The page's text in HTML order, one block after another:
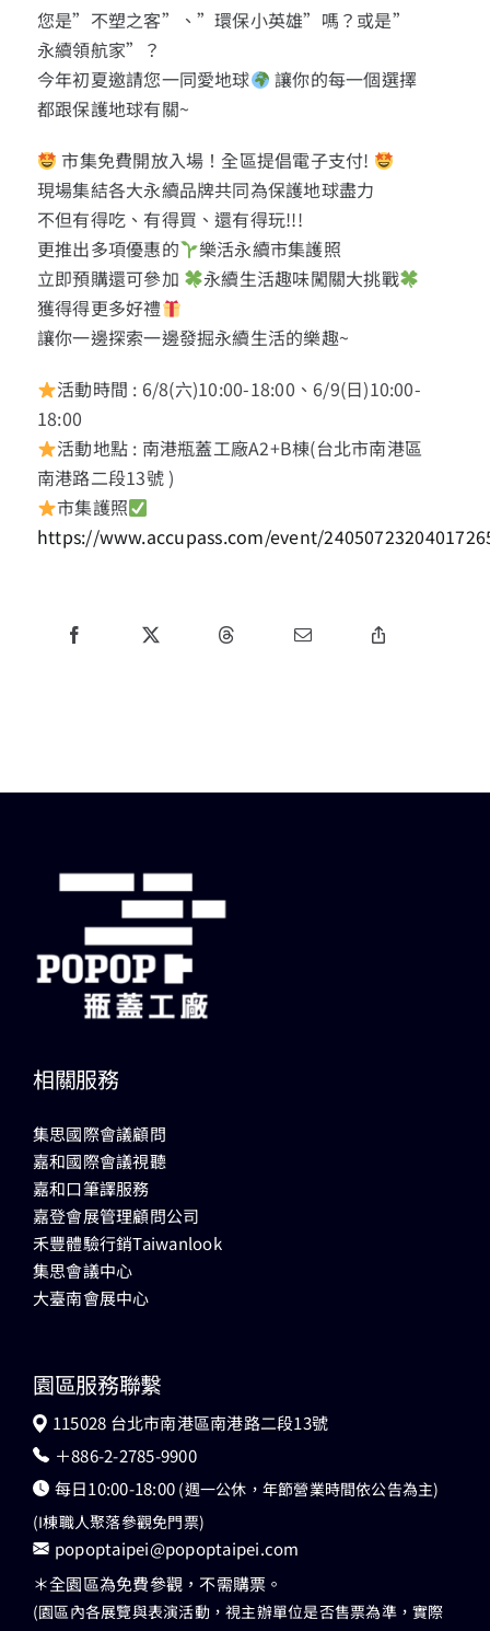
您是”不塑之客”、”環保小英雄”嗎？或是”
永續領航家”？
今年初夏邀請您一同愛地球
讓你的每一個選擇
都跟保護地球有關~
市集免費開放入場！全區提倡電子支付!
現場集結各大永續品牌共同為保護地球盡力
不但有得吃、有得買、還有得玩!!!
更推出多項優惠的
樂活永續市集護照
立即預購還可參加
永續生活趣味闖關大挑戰
獲得得更多好禮
讓你一邊探索一邊發掘永續生活的樂趣~
活動時間 : 6/8(六)10:00-18:00、6/9(日)10:00-
18:00
活動地點 : 南港瓶蓋工廠A2+B棟(台北市南港區
南港路二段13號 )
市集護照
https://www.accupass.com/event/
相關服務
集思國際會議顧問
嘉和國際會議視聽
嘉和口筆譯服務
嘉登會展管理顧問公司
禾豐體驗行銷Taiwanlook
集思會議中心
大臺南會展中心
園區服務聯繫
115028 台北市南港區南港路二段13號
＋886-2-2785-9900
每日10:00-18:00 (週一公休，年節營業時間依公告為主)
(I棟職人聚落參觀免門票)
popoptaipei@popoptaipei.com
＊全園區為免費參觀，不需購票。
(園區內各展覽與表演活動，視主辦單位是否售票為準，實際